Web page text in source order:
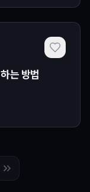
는 방법